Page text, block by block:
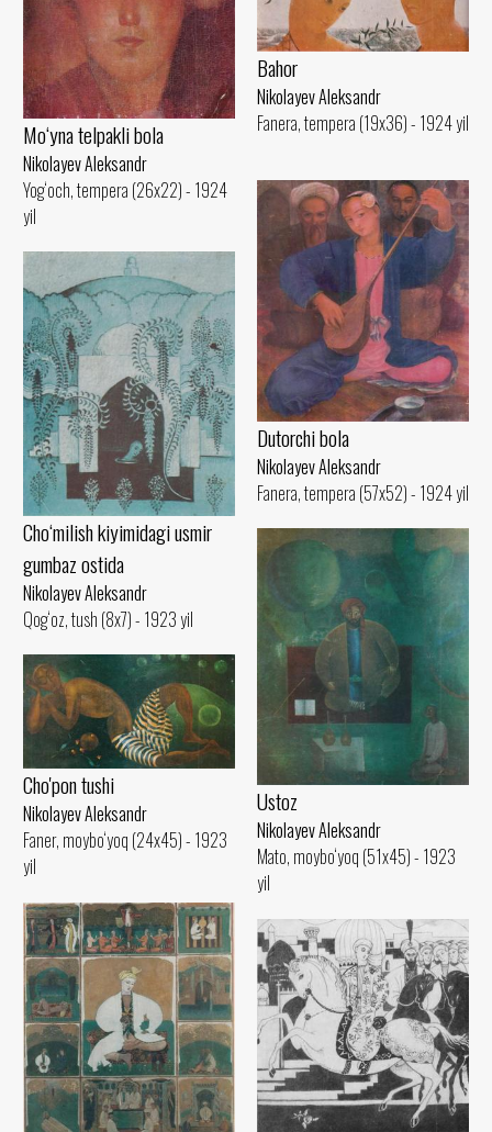
Mo‘yna telpakli bola
Nikolayev Aleksandr
Yog‘och, tempera (26x22) - 1924
yil
Bahor
Nikolayev Aleksandr
Fanera, tempera (19x36) - 1924 yil
Dutorchi bola
Nikolayev Aleksandr
Fanera, tempera (57x52) - 1924 yil
Cho‘milish kiyimidagi usmir
gumbaz ostida
Nikolayev Aleksandr
Qog‘oz, tush (8x7) - 1923 yil
Ustoz
Nikolayev Aleksandr
Mato, moybo‘yoq (51x45) - 1923
yil
Cho'pon tushi
Nikolayev Aleksandr
Faner, moybo‘yoq (24x45) - 1923
yil